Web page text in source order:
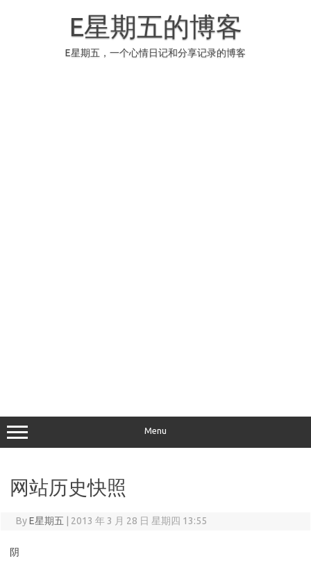
E星期五的博客
E星期五，一个心情日记和分享记录的博客
Menu
网站历史快照
ByE星期五 2013 年 3 月 28 日 星期四 13:55
阴